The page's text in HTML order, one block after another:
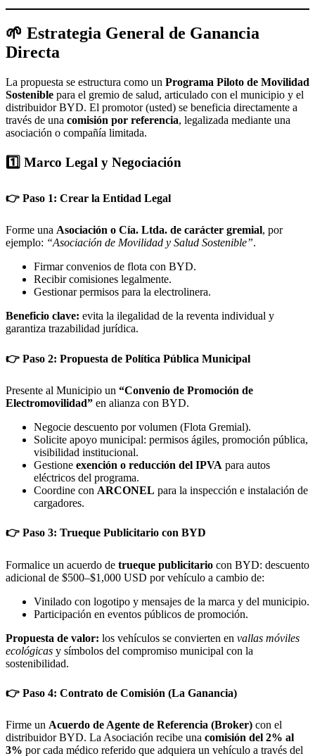
🌱 Estrategia General de Ganancia
Directa
La propuesta se estructura como un Programa Piloto de Movilidad
Sostenible para el gremio de salud, articulado con el municipio y el
distribuidor BYD. El promotor (usted) se beneficia directamente a
través de una comisión por referencia, legalizada mediante una
asociación o compañía limitada.
1️⃣ Marco Legal y Negociación
👉 Paso 1: Crear la Entidad Legal
Forme una Asociación o Cía. Ltda. de carácter gremial, por
ejemplo: “Asociación de Movilidad y Salud Sostenible”.
Firmar convenios de flota con BYD.
Recibir comisiones legalmente.
Gestionar permisos para la electrolinera.
Beneficio clave: evita la ilegalidad de la reventa individual y
garantiza trazabilidad jurídica.
👉 Paso 2: Propuesta de Política Pública Municipal
Presente al Municipio un “Convenio de Promoción de
Electromovilidad” en alianza con BYD.
Negocie descuento por volumen (Flota Gremial).
Solicite apoyo municipal: permisos ágiles, promoción pública,
visibilidad institucional.
Gestione exención o reducción del IPVA para autos
eléctricos del programa.
Coordine con ARCONEL para la inspección e instalación de
cargadores.
👉 Paso 3: Trueque Publicitario con BYD
Formalice un acuerdo de trueque publicitario con BYD: descuento
adicional de $500–$1,000 USD por vehículo a cambio de:
Vinilado con logotipo y mensajes de la marca y del municipio.
Participación en eventos públicos de promoción.
Propuesta de valor: los vehículos se convierten en vallas móviles
ecológicas y símbolos del compromiso municipal con la
sostenibilidad.
👉 Paso 4: Contrato de Comisión (La Ganancia)
Firme un Acuerdo de Agente de Referencia (Broker) con el
distribuidor BYD. La Asociación recibe una comisión del 2% al
3% por cada médico referido que adquiera un vehículo a través del